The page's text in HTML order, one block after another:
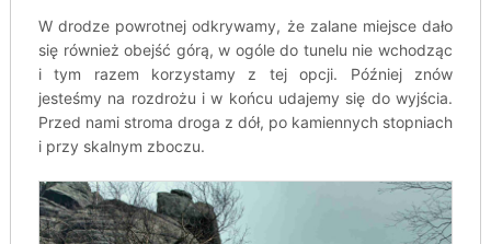
W drodze powrotnej odkrywamy, że zalane miejsce dało
się również obejść górą, w ogóle do tunelu nie wchodząc
i tym razem korzystamy z tej opcji. Później znów
jesteśmy na rozdrożu i w końcu udajemy się do wyjścia.
Przed nami stroma droga z dół, po kamiennych stopniach
i przy skalnym zboczu.